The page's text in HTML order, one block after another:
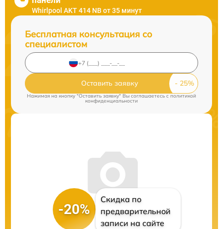
Whirlpool AKT 414 NB от 35 минут
Бесплатная консультация со
специалистом
Оставить заявку
Нажимая на кнопку "Оставить заявку" Вы соглашаетесь c политикой
конфиденциальности
-20%
Скидка по
предварительной
записи на сайте